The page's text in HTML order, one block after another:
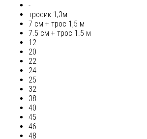
-
тросик 1,3м
7 см + трос 1,5 м
7.5 см + трос 1.5 м
12
20
22
24
25
32
38
40
45
46
48